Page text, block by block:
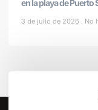
en la playa de Puerto
3 de julio de 2026 No